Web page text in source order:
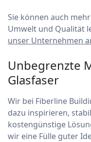
Sie können auch
Umwelt und Qualität
unser Unternehmen
Unbegrenzte
Glasfaser
Wir bei Fiberline
dazu inspirieren,
kostengünstige
wir eine Fülle guter